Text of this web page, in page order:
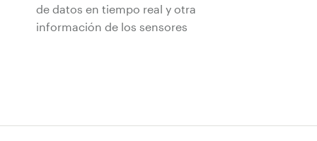
de datos en tiempo real y otra
información de los sensores